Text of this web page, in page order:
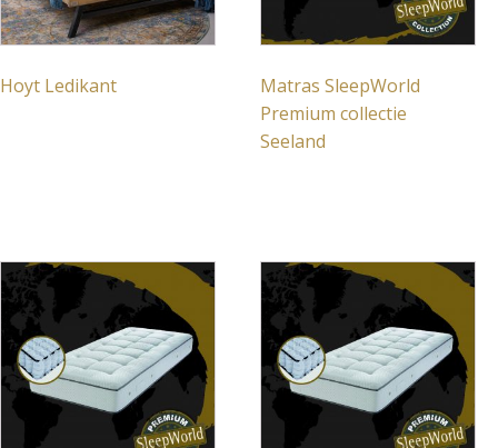
Hoyt Ledikant
Matras SleepWorld
Premium collectie
Seeland